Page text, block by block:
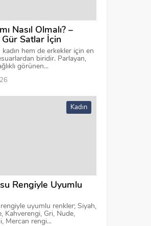
Nasıl Olmalı? –
Gür Satlar İçin
kadın hem de erkekler için en
biridir. Parlayan,
görünen...
Kadın
Rengiyle Uyumlu
uyumlu renkler; Siyah,
Kahverengi, Gri, Nude,
Mercan rengi...